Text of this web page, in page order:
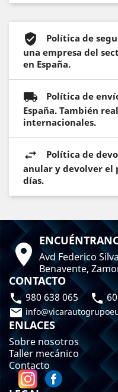
Política de
una empresa del
en España.
Política de
España. También
internacionales.
Política de
anular y devolver el
días.
 Avd Federico
Benavente,
CONTACTO
980 638 065 

ENLACES
Sobre nosotros
Taller mecánico
Contacto